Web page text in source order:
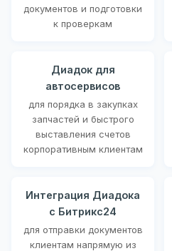
документов и подготовки
к проверкам
Диадок для
автосервисов
для порядка в закупках
запчастей и быстрого
выставления счетов
корпоративным клиентам
Интеграция Диадока
с Битрикс24
для отправки документов
клиентам напрямую из